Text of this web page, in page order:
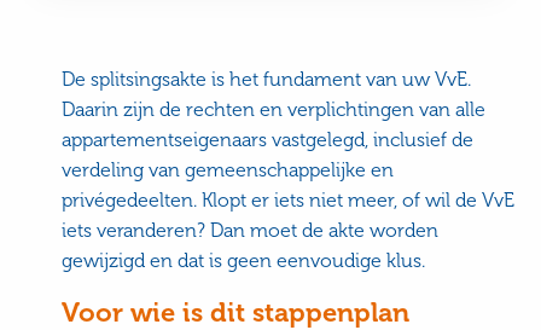
De splitsingsakte is het fundament van uw VvE.
Daarin zijn de rechten en verplichtingen van alle
appartementseigenaars vastgelegd, inclusief de
verdeling van gemeenschappelijke en
privégedeelten. Klopt er iets niet meer, of wil de VvE
iets veranderen? Dan moet de akte worden
gewijzigd en dat is geen eenvoudige klus.
Voor wie is dit stappenplan